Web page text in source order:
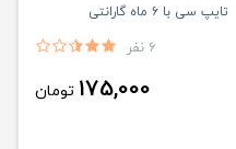
تایپ سی با ۶ ماه گارانتی
6 نفر
175,000 تومان